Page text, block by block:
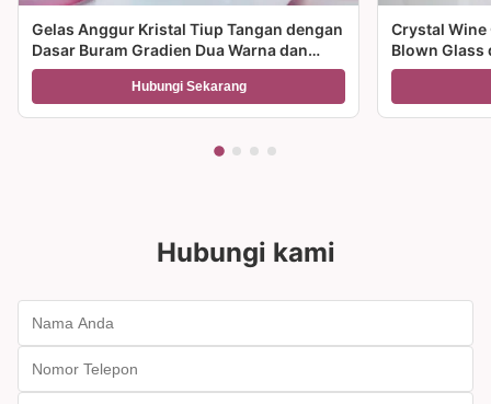
Gelas Anggur Kristal Tiup Tangan dengan
Dasar Buram Gradien Dua Warna dan
Kapasitas 300ml untuk Anggur Koktail
dan Dekorasi RumahHubungi Sekarang
Crystal Wine
Blown Glass
Multiple
Hubungi kami